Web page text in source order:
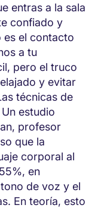
entras a la sala
confiado y
es el contacto
a tu
pero el truco
y evitar
técnicas de
estudio
profesor
que la
corporal al
en
de voz y el
En teoría, esto